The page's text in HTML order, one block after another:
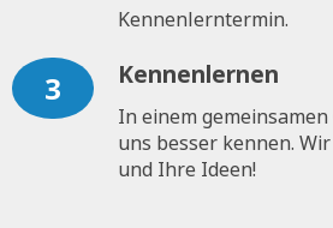
Kennenlerntermin.
3 Kennenlernen
In einem
uns besser kennen.
und Ihre Ideen!